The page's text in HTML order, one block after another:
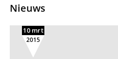
Nieuws
10 mrt
2015